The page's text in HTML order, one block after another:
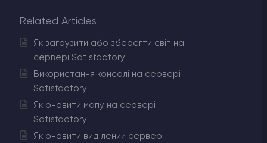
Related Articles
Як загрузити або зберегти світ на
сервері Satisfactory
Використання консолі на сервері
Satisfactory
Як оновити мапу на сервері
Satisfactory
Як оновити виділений сервер